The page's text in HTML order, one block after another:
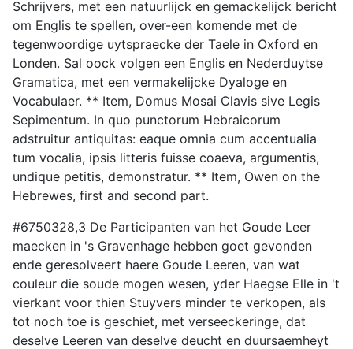
Schrijvers, met een natuurlijck en gemackelijck bericht
om Englis te spellen, over-een komende met de
tegenwoordige uytspraecke der Taele in Oxford en
Londen. Sal oock volgen een Englis en Nederduytse
Gramatica, met een vermakelijcke Dyaloge en
Vocabulaer. ** Item, Domus Mosai Clavis sive Legis
Sepimentum. In quo punctorum Hebraicorum
adstruitur antiquitas: eaque omnia cum accentualia
tum vocalia, ipsis litteris fuisse coaeva, argumentis,
undique petitis, demonstratur. ** Item, Owen on the
Hebrewes, first and second part.
#6750328,3 De Participanten van het Goude Leer
maecken in 's Gravenhage hebben goet gevonden
ende geresolveert haere Goude Leeren, van wat
couleur die soude mogen wesen, yder Haegse Elle in 't
vierkant voor thien Stuyvers minder te verkopen, als
tot noch toe is geschiet, met verseeckeringe, dat
deselve Leeren van deselve deucht en duursaemheyt